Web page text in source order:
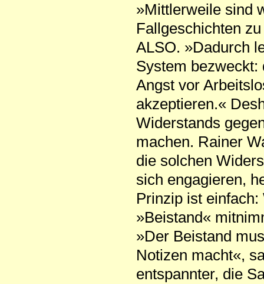
»Mittlerweile sind
Fallgeschichten
ALSO. »Dadurch
System bezweckt:
Angst vor
akzeptieren.«
Widerstands
machen. Rainer
die solchen
sich engagieren,
Prinzip ist
»Beistand«
»Der Beistand
Notizen macht«,
entspannter, die